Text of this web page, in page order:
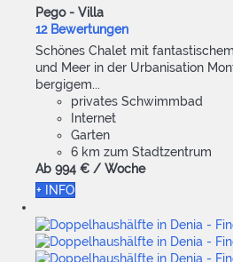
Pego - Villa
12 Bewertungen
Schönes Chalet mit
und Meer in der Urbanisation
bergigem...
privates Schwimmbad
Internet
Garten
6 km zum Stadtzentrum
Ab 994 € / Woche
+ INFO